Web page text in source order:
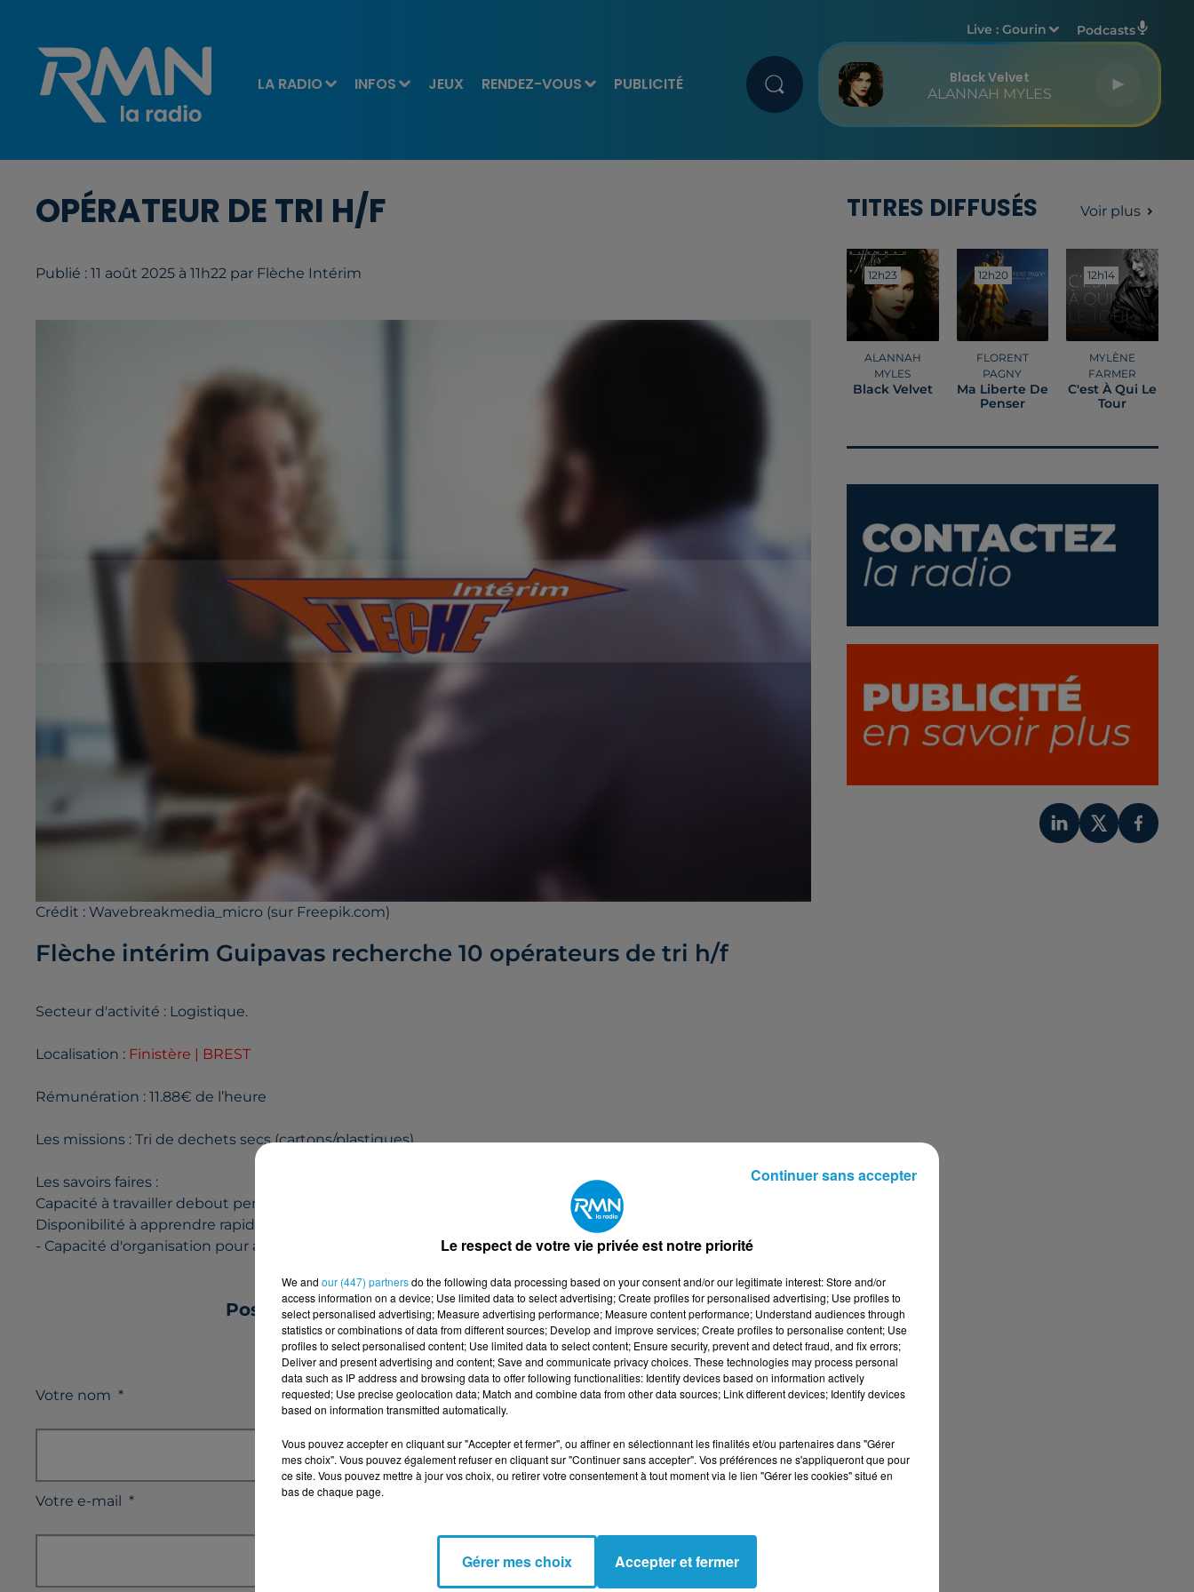
LA RADIO INFOS JEUX RENDEZ-VOUS PUBLICITÉ
Live :Gourin Podcasts
Black Velvet
ALANNAH MYLES
OPÉRATEUR DE TRI H/F
Publié : 11 août 2025 à 11h22 par Flèche Intérim
Crédit : Wavebreakmedia_micro (sur Freepik.com)
Flèche intérim Guipavas recherche 10 opérateurs de tri h/f
Secteur d'activité : Logistique.
Localisation : Finistère | BREST
Rémunération : 11.88€ de l’heure
Les missions : Tri de dechets secs (cartons/plastiques).
Les savoirs faires :
Capacité à travailler debout pendant des périodes prolongées
Disponibilité à apprendre rapidement les procédures spécifiques au tri des plastiques et cartons
- Capacité d'organisation pour assurer un tri efficace et précis des matériaux
Postulez à l'offre : OPERATEUR DE TRI H/F
Votre nom *
Votre e-mail *
TITRES DIFFUSÉS Voir plus
12h23
12h23
ALANNAH
MYLES
Black Velvet
12h20
12h20
FLORENT
PAGNY
Ma Liberte De
Penser
12h14
12h14
MYLÈNE
FARMER
C'est À Qui Le
Tour
Le respect de votre vie privée est notre priorité
We and our (447) partnersdo the following data processing based on your consent and/or our legitimate interest: Store and/or
access information on a device; Use limited data to select advertising; Create profiles for personalised advertising; Use profiles to
select personalised advertising; Measure advertising performance; Measure content performance; Understand audiences through
statistics or combinations of data from different sources; Develop and improve services; Create profiles to personalise content; Use
profiles to select personalised content; Use limited data to select content; Ensure security, prevent and detect fraud, and fix errors;
Deliver and present advertising and content; Save and communicate privacy choices. These technologies may process personal
data such as IP address and browsing data to offer following functionalities: Identify devices based on information actively
requested; Use precise geolocation data; Match and combine data from other data sources; Link different devices; Identify devices
based on information transmitted automatically.
Vous pouvez accepter en cliquant sur "Accepter et fermer", ou affiner en sélectionnant les finalités et/ou partenaires dans "Gérer
mes choix". Vous pouvez également refuser en cliquant sur "Continuer sans accepter". Vos préférences ne s'appliqueront que pour
ce site. Vous pouvez mettre à jour vos choix, ou retirer votre consentement à tout moment via le lien "Gérer les cookies" situé en
bas de chaque page.
Gérer mes choix Accepter et fermer
Continuer sans accepter